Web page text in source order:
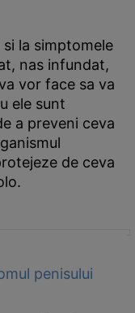
la simptomele
nas infundat,
vor face sa va
ele sunt
a preveni ceva
de ceva
penisului